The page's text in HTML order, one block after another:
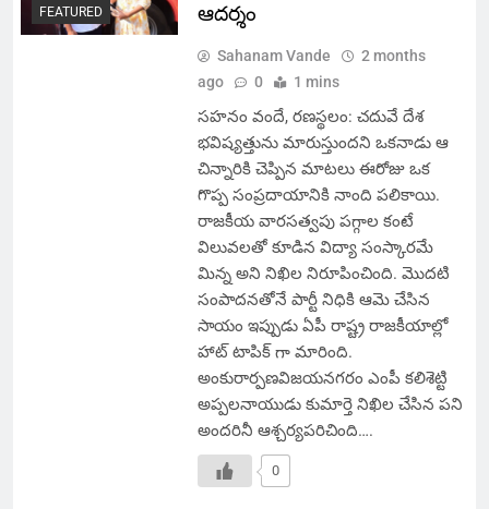
FEATURED
ఆదర్శం
Sahanam Vande
2 months
ago
0 1 mins
సహనం వందే, రణస్థలం: చదువే దేశ
భవిష్యత్తును మారుస్తుందని ఒకనాడు ఆ
చిన్నారికి చెప్పిన మాటలు ఈరోజు ఒక
గొప్ప సంప్రదాయానికి నాంది పలికాయి.
రాజకీయ వారసత్వపు పగ్గాల కంటే
విలువలతో కూడిన విద్యా సంస్కారమే
మిన్న అని నిఖిల నిరూపించింది. మొదటి
సంపాదనతోనే పార్టీ నిధికి ఆమె చేసిన
సాయం ఇప్పుడు ఏపీ రాష్ట్ర రాజకీయాల్లో
హాట్ టాపిక్ గా మారింది.
అంకురార్పణవిజయనగరం ఎంపీ కలిశెట్టి
అప్పలనాయుడు కుమార్తె నిఖిల చేసిన పని
అందరినీ ఆశ్చర్యపరిచింది….
0